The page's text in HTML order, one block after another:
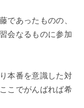
であったものの、
会なるものに参加
本番を意識した対
こでがんばれば希